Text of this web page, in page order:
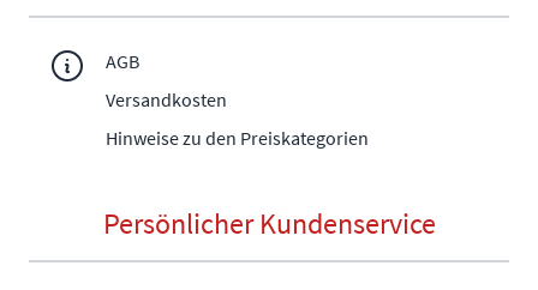
AGB
Versandkosten
Hinweise zu den Preiskategorien
Persönlicher Kundenservice